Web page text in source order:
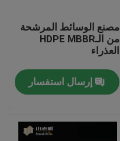
مصنع الوسائط المرشحة
من الـHDPE MBBR
العذراء
إرسال استفسار